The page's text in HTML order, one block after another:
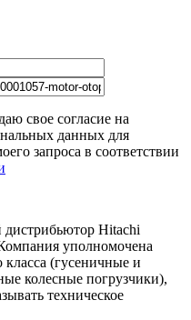
свое согласие на
данных для
запроса в соответствии
Hitachi
уполномочена
класса (гусеничные и
колесные погрузчики),
техническое